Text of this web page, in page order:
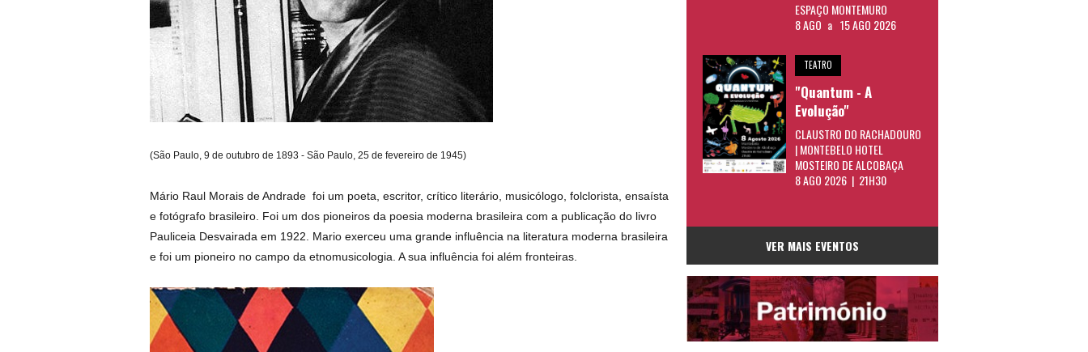
(São Paulo, 9 de outubro de 1893 - São Paulo, 25 de fevereiro de 1945)
Mário Raul Morais de Andrade foi um poeta, escritor, crítico literário, musicólogo, folclorista, ensaísta
e fotógrafo brasileiro. Foi um dos pioneiros da poesia moderna brasileira com a publicação do livro
Pauliceia Desvairada em 1922. Mario exerceu uma grande influência na literatura moderna brasileira
e foi um pioneiro no campo da etnomusicologia. A sua influência foi além fronteiras.
ESPAÇO MONTEMURO
8 AGO a 15 AGO 2026
TEATRO
"Quantum - A
Evolução"
CLAUSTRO DO RACHADOURO
| MONTEBELO HOTEL
MOSTEIRO DE ALCOBAÇA
8 AGO 2026 | 21H30
VER MAIS EVENTOS